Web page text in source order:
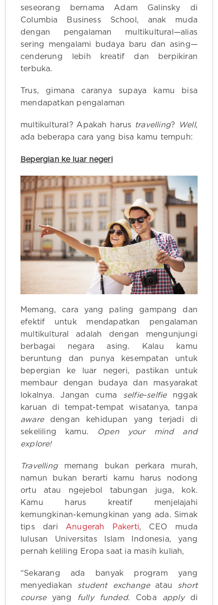
seseorang bernama Adam Galinsky di
Columbia Business School, anak muda
dengan pengalaman multikultural—alias
sering mengalami budaya baru dan asing—
cenderung lebih kreatif dan berpikiran
terbuka.
Trus, gimana caranya supaya kamu bisa
mendapatkan pengalaman
multikultural? Apakah harus travelling? Well,
ada beberapa cara yang bisa kamu tempuh:
Bepergian ke luar negeri
Memang, cara yang paling gampang dan
efektif untuk mendapatkan pengalaman
multikultural adalah dengan mengunjungi
berbagai negara asing. Kalau kamu
beruntung dan punya kesempatan untuk
bepergian ke luar negeri, pastikan untuk
membaur dengan budaya dan masyarakat
lokalnya. Jangan cuma selfie-selfienggak
karuan di tempat-tempat wisatanya, tanpa
awaredengan kehidupan yang terjadi di
sekeliling kamu.
Open your mind and
explore!
Travelling memang bukan perkara murah,
namun bukan berarti kamu harus nodong
ortu atau ngejebol tabungan juga, kok.
Kamu harus kreatif menjelajahi
kemungkinan-kemungkinan yang ada. Simak
tips dari Anugerah Pakerti, CEO muda
lulusan Universitas Islam Indonesia, yang
pernah keliling Eropa saat ia masih kuliah,
“Sekarang ada banyak program yang
menyediakan student exchangeatau short
courseyang fully funded. Coba applydi